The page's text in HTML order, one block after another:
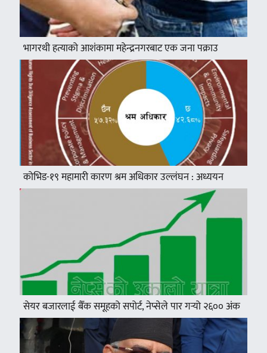
भागरथी हत्याको आशंकामा महेन्द्रनगरबाट एक जना पक्राउ
कोभिड-१९ महामारी कारण श्रम अधिकार उल्लंघन : अध्ययन
सेयर बजारलाई बैँक समूहको सपोर्ट, नेप्सेले पार गर्‍यो २६०० अंक